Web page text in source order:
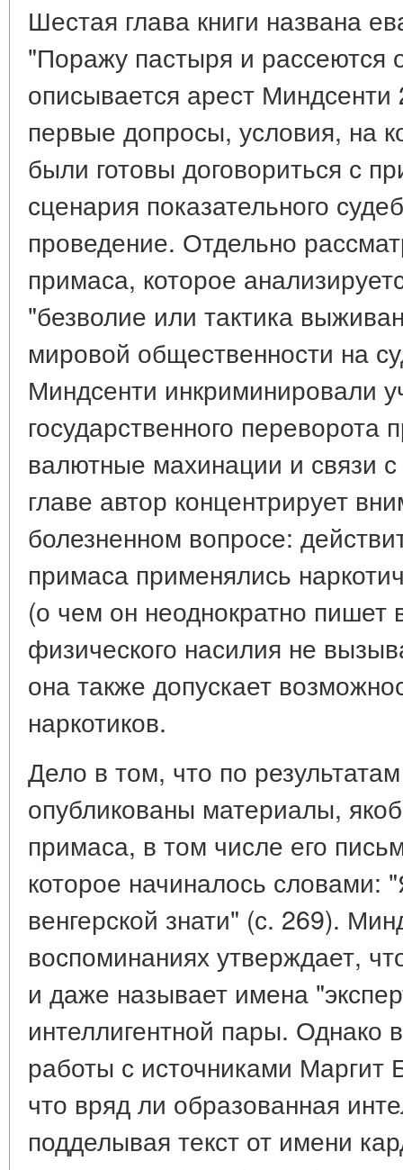
Шестая глава книги названа
"Поражу пастыря и рассеются
описывается арест Миндсенти
первые допросы, условия, на
были готовы договориться с
сценария показательного
проведение. Отдельно
примаса, которое
"безволие или тактика
мировой общественности на
Миндсенти инкриминировали
государственного
валютные махинации и связи
главе автор концентрирует
болезненном вопросе:
примаса применялись
(о чем он неоднократно пишет
физического насилия не
она также допускает
наркотиков.
Дело в том, что по
опубликованы материалы,
примаса, в том числе его
которое начиналось словами:
венгерской знати" (с. 269).
воспоминаниях утверждает,
и даже называет имена
интеллигентной пары. Однако
работы с источниками Маргит
что вряд ли образованная
подделывая текст от имени